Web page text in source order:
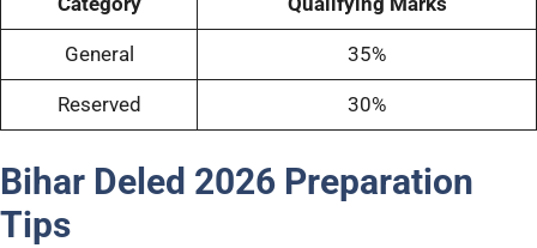
General 35%
Reserved 30%
Bihar Deled 2026 Preparation
Tips